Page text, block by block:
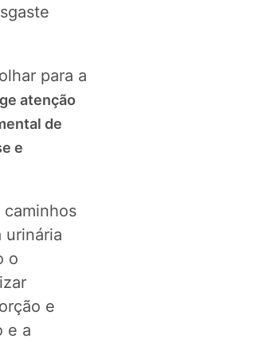
para a
atenção
de
e
urinária
o
e
e a